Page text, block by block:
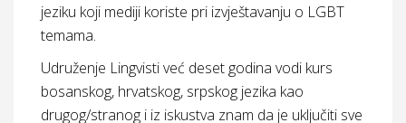
jeziku koji mediji koriste pri izvještavanju o LGBT
temama.
Udruženje Lingvisti već deset godina vodi kurs
bosanskog, hrvatskog, srpskog jezika kao
drugog/stranog i iz iskustva znam da je uključiti sve